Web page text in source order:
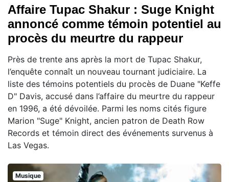
Affaire Tupac Shakur : Suge Knight
annoncé comme témoin potentiel au
procès du meurtre du rappeur
Près de trente ans après la mort de Tupac Shakur,
l’enquête connaît un nouveau tournant judiciaire. La
liste des témoins potentiels du procès de Duane "Keffe
D" Davis, accusé dans l’affaire du meurtre du rappeur
en 1996, a été dévoilée. Parmi les noms cités figure
Marion "Suge" Knight, ancien patron de Death Row
Records et témoin direct des événements survenus à
Las Vegas.
Musique